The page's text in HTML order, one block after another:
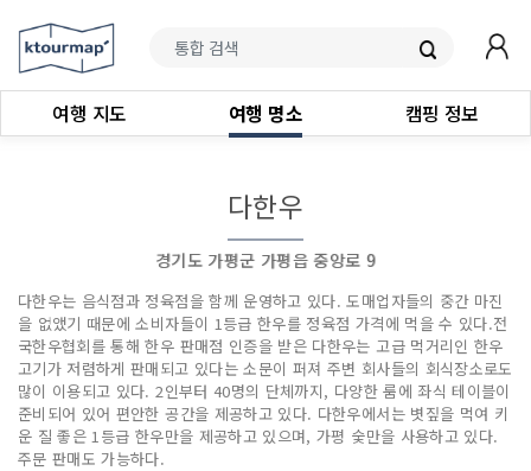
여행 지도 여행 명소 캠핑 정보
다한우
경기도 가평군 가평읍 중앙로 9
다한우는 음식점과 정육점을 함께 운영하고 있다. 도매업자들의 중간 마진
을 없앴기 때문에 소비자들이 1등급 한우를 정육점 가격에 먹을 수 있다.전
국한우협회를 통해 한우 판매점 인증을 받은 다한우는 고급 먹거리인 한우
고기가 저렴하게 판매되고 있다는 소문이 퍼져 주변 회사들의 회식장소로도
많이 이용되고 있다. 2인부터 40명의 단체까지, 다양한 룸에 좌식 테이블이
준비되어 있어 편안한 공간을 제공하고 있다. 다한우에서는 볏짚을 먹여 키
운 질 좋은 1등급 한우만을 제공하고 있으며, 가평 숯만을 사용하고 있다.
주문 판매도 가능하다.